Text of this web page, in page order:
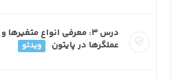
درس ۳: معرفی انواع متغیرها و
عملگرها در پایتون
ویدئو